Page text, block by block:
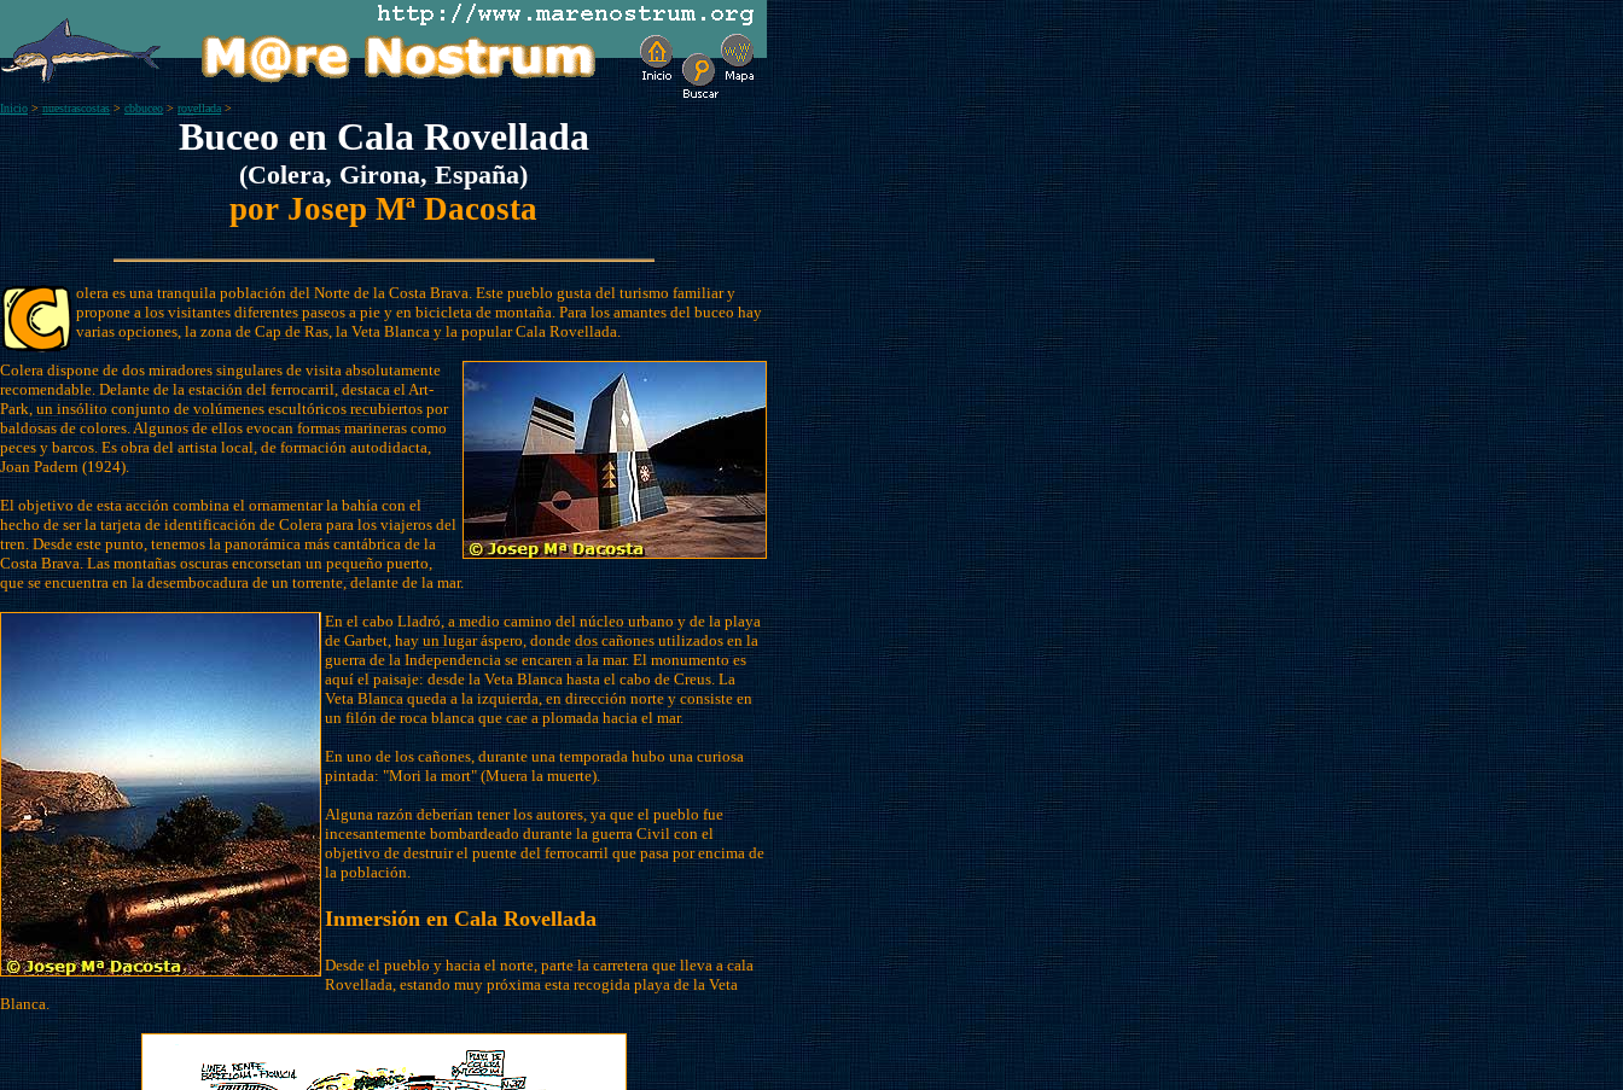
Inicio >nuestrascostas >cbbuceo > rovellada>
Buceo en Cala Rovellada
(Colera, Girona, España)
por Josep Mª Dacosta
olera es una tranquila población del Norte de la Costa Brava. Este pueblo gusta del turismo familiar y
propone a los visitantes diferentes paseos a pie y en bicicleta de montaña. Para los amantes del buceo hay
varias opciones, la zona de Cap de Ras, la Veta Blanca y la popular Cala Rovellada.
Colera dispone de dos miradores singulares de visita absolutamente
recomendable. Delante de la estación del ferrocarril, destaca el Art-
Park, un insólito conjunto de volúmenes escultóricos recubiertos por
baldosas de colores. Algunos de ellos evocan formas marineras como
peces y barcos. Es obra del artista local, de formación autodidacta,
Joan Padern (1924).
El objetivo de esta acción combina el ornamentar la bahía con el
hecho de ser la tarjeta de identificación de Colera para los viajeros del
tren. Desde este punto, tenemos la panorámica más cantábrica de la
Costa Brava. Las montañas oscuras encorsetan un pequeño puerto,
que se encuentra en la desembocadura de un torrente, delante de la mar.
En el cabo Lladró, a medio camino del núcleo urbano y de la playa
de Garbet, hay un lugar áspero, donde dos cañones utilizados en la
guerra de la Independencia se encaren a la mar. El monumento es
aquí el paisaje: desde la Veta Blanca hasta el cabo de Creus. La
Veta Blanca queda a la izquierda, en dirección norte y consiste en
un filón de roca blanca que cae a plomada hacia el mar.
En uno de los cañones, durante una temporada hubo una curiosa
pintada: "Mori la mort" (Muera la muerte).
Alguna razón deberían tener los autores, ya que el pueblo fue
incesantemente bombardeado durante la guerra Civil con el
objetivo de destruir el puente del ferrocarril que pasa por encima de
la población.
Inmersión en Cala Rovellada
Desde el pueblo y hacia el norte, parte la carretera que lleva a cala
Rovellada, estando muy próxima esta recogida playa de la Veta
Blanca.